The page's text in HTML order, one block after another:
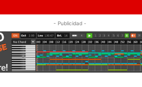
- Publicidad -